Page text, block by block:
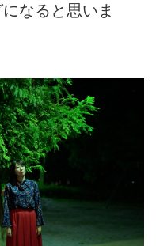
なると思いま